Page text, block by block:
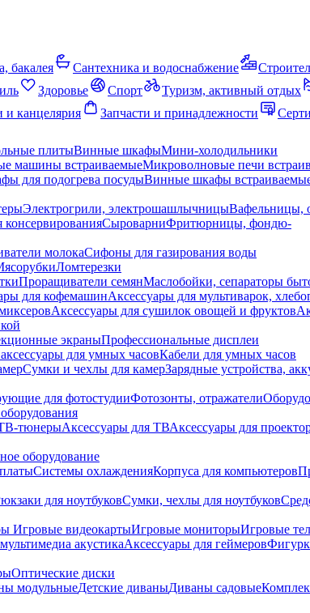
бакалея Сантехника и водоснабжение
Здоровье Спорт Туризм, активный отдых
и канцелярия Запчасти и принадлежности
плитыВинные шкафыМини-холодильники
машины встраиваемыеМикроволновые печи
для подогрева посудыВинные шкафы
Электрогрили, электрошашлычницыВафельницы,
СыроварниФритюрницы, фондю-
молокаСифоны для газирования воды
Ломтерезки
Проращиватели семянМаслобойки, сепараторы
для кофемашинАксессуары для мультиварок,
Аксессуары для сушилок овощей и фруктов
экраныПрофессиональные дисплеи
для умных часовКабели для умных часов
Сумки и чехлы для камерЗарядные устройства,
для фотостудииФотозонты, отражатели
тюнерыАксессуары для ТВАксессуары для
оборудование
Системы охлажденияКорпуса для компьютеров
для ноутбуковСумки, чехлы для ноутбуков
Игровые видеокартыИгровые мониторыИгровые
акустикаАксессуары для геймеров
Оптические диски
модульныеДетские диваныДиваны садовые